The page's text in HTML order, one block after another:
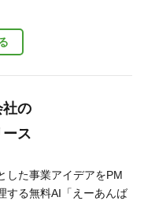
社の
ス
した事業アイデアをPM
する無料AI「えーあんば